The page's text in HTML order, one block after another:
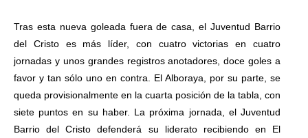
Tras esta nueva goleada fuera de casa, el Juventud Barrio
del Cristo es más líder, con cuatro victorias en cuatro
jornadas y unos grandes registros anotadores, doce goles a
favor y tan sólo uno en contra. El Alboraya, por su parte, se
queda provisionalmente en la cuarta posición de la tabla, con
siete puntos en su haber. La próxima jornada, el Juventud
Barrio del Cristo defenderá su liderato recibiendo en El